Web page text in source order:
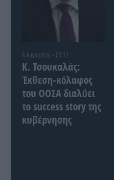
8 Αυγούστου - 09:11
Κ. Τσουκαλάς:
Έκθεση-κόλαφος
του ΟΟΣΑ διαλύει
το success story της
κυβέρνησης